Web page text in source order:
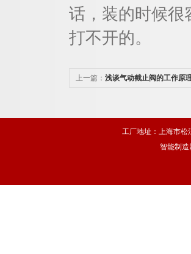
话，装的时候很
打不开的。
上一篇： 浅谈气动截止阀的工作原
工厂地址：上海市松
智能制造